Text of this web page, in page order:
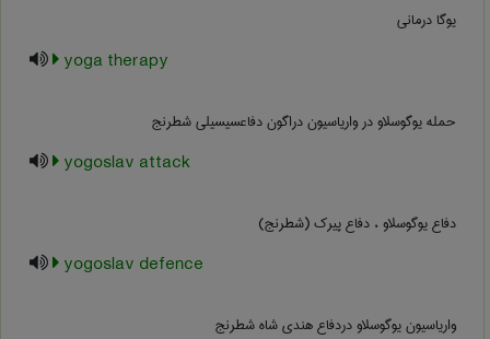
یوگا درمانی
yoga therapy
حمله یوگوسلاو در واریاسیون دراگون دفاعسیسیلی شطرنج
yogoslav attack
دفاع یوگوسلاو ، دفاع پیرک (شطرنج)
yogoslav defence
واریاسیون یوگوسلاو دردفاع هندی شاه شطرنج